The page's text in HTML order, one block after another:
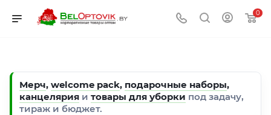
0
Мерч, welcome pack, подарочные наборы,
канцелярия и товары для уборки под задачу,
тираж и бюджет.